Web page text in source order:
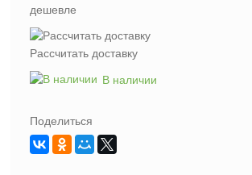
дешевле
Рассчитать доставку
В наличии
Поделиться